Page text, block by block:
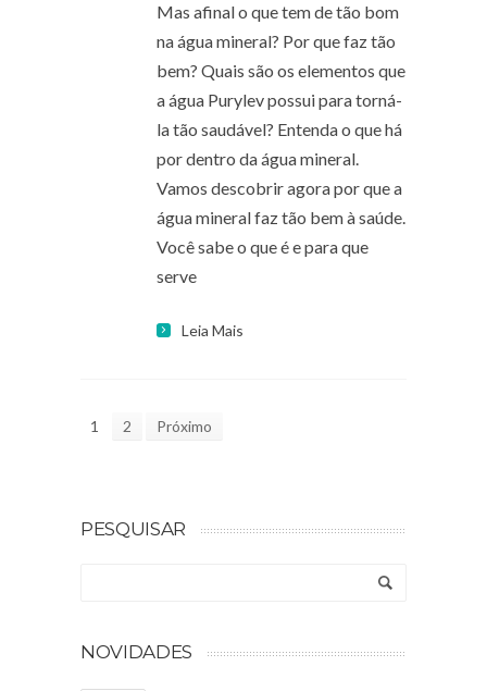
Mas afinal o que tem de tão bom
na água mineral? Por que faz tão
bem? Quais são os elementos que
a água Purylev possui para torná-
la tão saudável? Entenda o que há
por dentro da água mineral.
Vamos descobrir agora por que a
água mineral faz tão bem à saúde.
Você sabe o que é e para que
serve
Leia Mais
1 2 Próximo
PESQUISAR
NOVIDADES